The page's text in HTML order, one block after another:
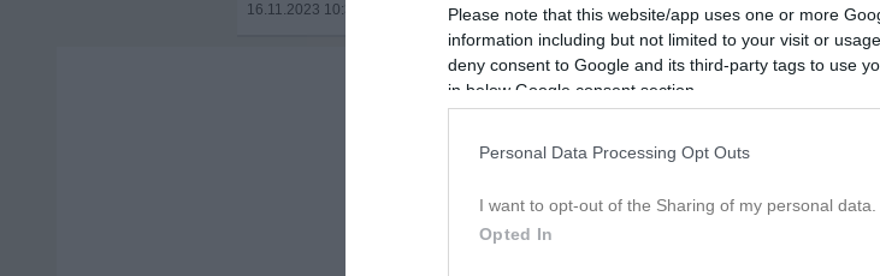
Please note that this website/app uses one or more
information including but not limited to your visit or
deny consent to Google and its third-party tags to use
in below Google consent section.
Personal Data Processing Opt Outs
I want to opt-out of the Sharing of my personal data.
Opted In
16.11.2023 10:31